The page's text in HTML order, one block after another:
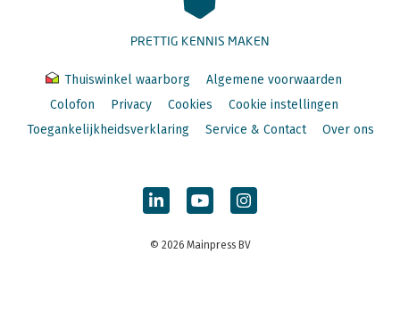
PRETTIG KENNIS MAKEN
Thuiswinkel waarborg
Algemene voorwaarden
Colofon
Privacy Cookies
Cookie instellingen
Toegankelijkheidsverklaring
Service & Contact Over ons
© 2026 Mainpress BV